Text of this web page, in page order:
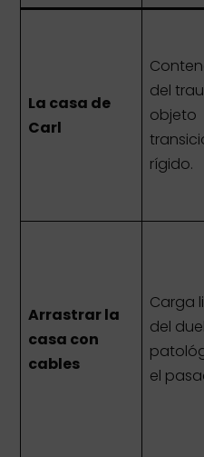
La casa de
Carl
del
objeto
rígido.
Arrastrar la
casa con
cables
Carga
del
el